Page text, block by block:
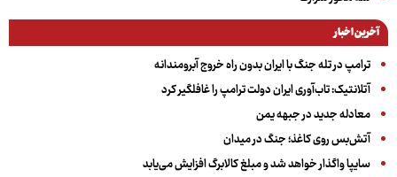
آخرین اخبار
ترامپ در تله جنگ با ایران بدون راه خروج آبرومندانه
آتلانتیک: تاب‌آوری ایران دولت ترامپ را غافلگیر کرد
معادله جدید در جبهه یمن
آتش‌بس روی کاغذ؛ جنگ در میدان
سایپا واگذار خواهد شد و مبلغ کالابرگ افزایش می‌یابد